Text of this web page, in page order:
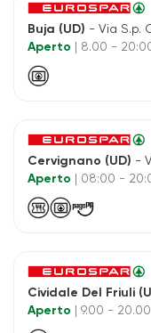
Buja (UD) - Via S.p.
Aperto
| 8.00 -
Cervignano (UD) -
Aperto
| 08:00 -
Cividale Del Friuli
Aperto
| 9.00 - 20.00